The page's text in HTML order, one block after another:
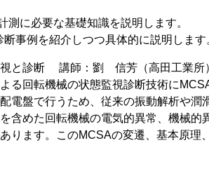
測に必要な基礎知識を説明します。
事例を紹介しつつ具体的に説明します
と診断 講師：劉 信芳（高田工業所）
る回転機械の状態監視診断技術に
電盤で行うため、従来の振動解析や
含めた回転機械の電気的異常、機械的
ります。このMCSAの変遷、基本原理